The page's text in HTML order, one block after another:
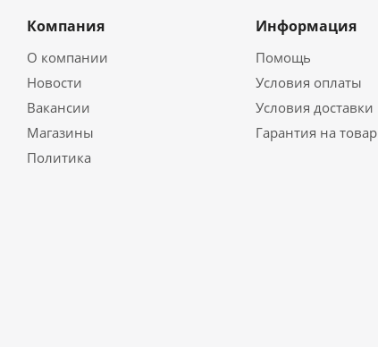
Компания
О компании
Новости
Вакансии
Магазины
Политика
Информация
Помощь
Условия оплаты
Условия доставки
Гарантия на товар